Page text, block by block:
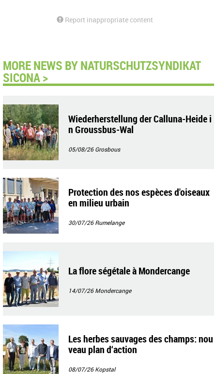
Report inappropriate content
MORE NEWS BY NATURSCHUTZSYNDIKAT
SICONA >
Wiederherstellung der Calluna-Heide i
n Groussbus-Wal
05/08/26Grosbous
Protection des nos espèces d'oiseaux
en milieu urbain
30/07/26Rumelange
La flore ségétale à Mondercange
14/07/26Mondercange
Les herbes sauvages des champs: nou
veau plan d‘action
08/07/26Kopstal